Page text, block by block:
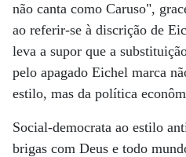
não canta como Caruso",
ao referir-se à discrição de
leva a supor que a
pelo apagado Eichel marca
estilo, mas da política
Social-democrata ao estilo
brigas com Deus e todo